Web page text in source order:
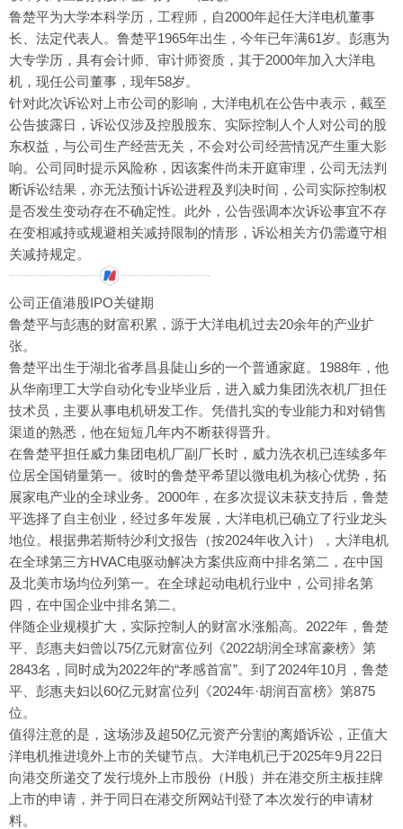
鲁楚平为大学本科学历，工程师，自2000年起任大洋电机董事
长、法定代表人。鲁楚平1965年出生，今年已年满61岁。彭惠为
大专学历，具有会计师、审计师资质，其于2000年加入大洋电
机，现任公司董事，现年58岁。
针对此次诉讼对上市公司的影响，大洋电机在公告中表示，截至
公告披露日，诉讼仅涉及控股股东、实际控制人个人对公司的股
东权益，与公司生产经营无关，不会对公司经营情况产生重大影
响。公司同时提示风险称，因该案件尚未开庭审理，公司无法判
断诉讼结果，亦无法预计诉讼进程及判决时间，公司实际控制权
是否发生变动存在不确定性。此外，公告强调本次诉讼事宜不存
在变相减持或规避相关减持限制的情形，诉讼相关方仍需遵守相
关减持规定。
公司正值港股IPO关键期
鲁楚平与彭惠的财富积累，源于大洋电机过去20余年的产业扩
张。
鲁楚平出生于湖北省孝昌县陡山乡的一个普通家庭。1988年，他
从华南理工大学自动化专业毕业后，进入威力集团洗衣机厂担任
技术员，主要从事电机研发工作。凭借扎实的专业能力和对销售
渠道的熟悉，他在短短几年内不断获得晋升。
在鲁楚平担任威力集团电机厂副厂长时，威力洗衣机已连续多年
位居全国销量第一。彼时的鲁楚平希望以微电机为核心优势，拓
展家电产业的全球业务。2000年，在多次提议未获支持后，鲁楚
平选择了自主创业，经过多年发展，大洋电机已确立了行业龙头
地位。根据弗若斯特沙利文报告（按2024年收入计），大洋电机
在全球第三方HVAC电驱动解决方案供应商中排名第二，在中国
及北美市场均位列第一。在全球起动电机行业中，公司排名第
四，在中国企业中排名第二。
伴随企业规模扩大，实际控制人的财富水涨船高。2022年，鲁楚
平、彭惠夫妇曾以75亿元财富位列《2022胡润全球富豪榜》第
2843名，同时成为2022年的“孝感首富”。到了2024年10月，鲁楚
平、彭惠夫妇以60亿元财富位列《2024年·胡润百富榜》第875
位。
值得注意的是，这场涉及超50亿元资产分割的离婚诉讼，正值大
洋电机推进境外上市的关键节点。大洋电机已于2025年9月22日
向港交所递交了发行境外上市股份（H股）并在港交所主板挂牌
上市的申请，并于同日在港交所网站刊登了本次发行的申请材
料。